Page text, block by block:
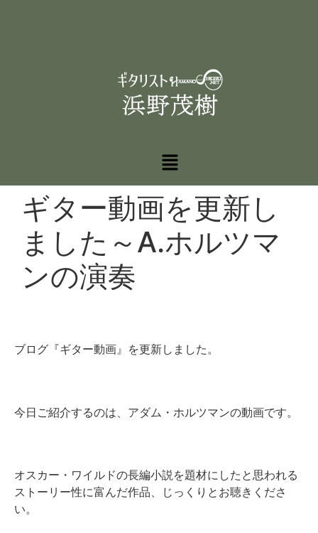
ギター動画を更新し
ました～A.ホルツマ
ンの演奏
ブログ『ギター動画』を更新しました。
今日ご紹介するのは、アダム・ホルツマンの動画です。
オスカー・ワイルドの長編小説を題材にしたと思われる
ストーリー性に富んだ作品、じっくりとお聴きくださ
い。